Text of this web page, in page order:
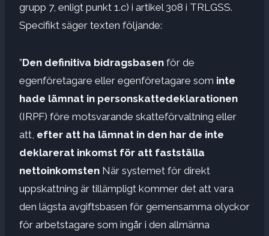
grupp 7, enligt punkt 1.c) i artikel 308 i TRLGSS.
Specifikt säger texten följande:
”Den definitiva bidragsbasen för de
egenföretagare eller egenföretagare som inte
hade lämnat in personskattedeklarationen
(IRPF) före motsvarande skatteförvaltning eller
att, efter att ha lämnat in den har de inte
deklarerat inkomst för att fastställa
nettoinkomsten När systemet för direkt
uppskattning är tillämpligt kommer det att vara
den lägsta avgiftsbasen för gemensamma olyckor
för arbetstagare som ingår i den allmänna